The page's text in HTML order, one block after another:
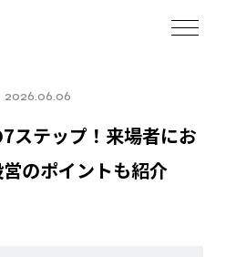
2026.06.06
ステップ！来場者にお
のポイントも紹介